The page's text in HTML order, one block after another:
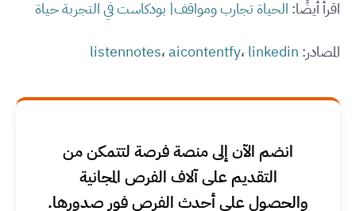
اقرأ أيضًا: الحياة تجارب ومواقف| بودكاست في التجربة حياة
المصادر:
listennotes،aicontentfy، linkedin
انضم الآن إلى منصة فرصة لتتمكن من
التقديم على آلاف الفرص المجانية
والحصول على أحدث الفرص فور صدورها.